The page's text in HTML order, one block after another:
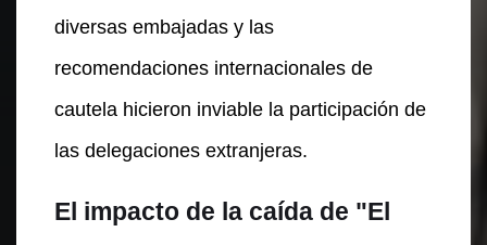
diversas embajadas y las
recomendaciones internacionales de
cautela hicieron inviable la participación de
las delegaciones extranjeras.
El impacto de la caída de "El